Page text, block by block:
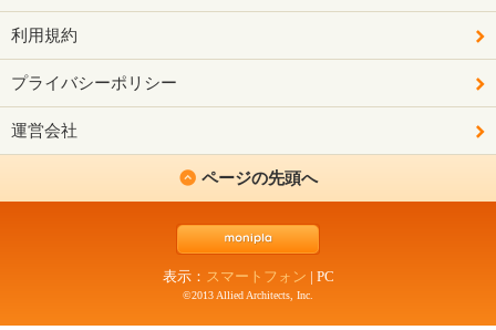
利用規約
プライバシーポリシー
運営会社
ページの先頭へ
表示： スマートフォン | PC
©2013 Allied Architects, Inc.